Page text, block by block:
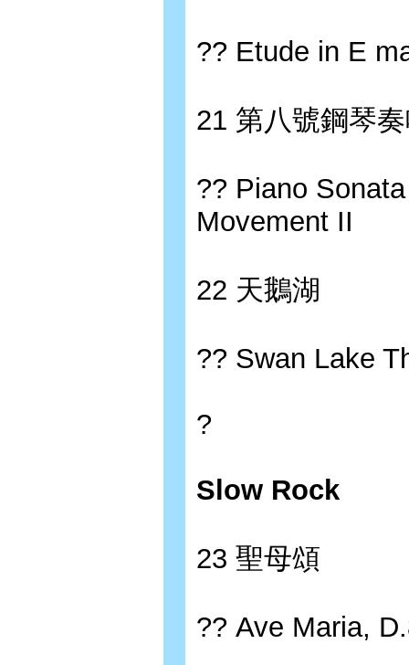
?? Etude in E
21 第八號鋼琴
?? Piano
Movement II
22 天鵝湖
?? Swan Lake
?
Slow Rock
23 聖母頌
?? Ave Maria,